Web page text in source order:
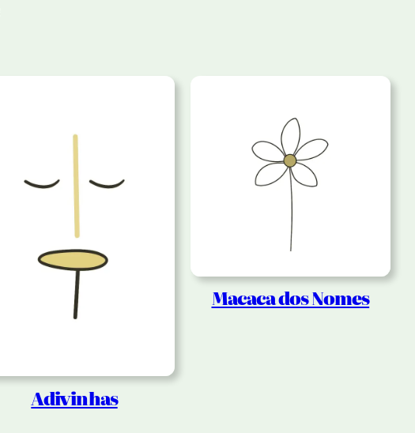
Adivinhas
Macaca dos Nomes